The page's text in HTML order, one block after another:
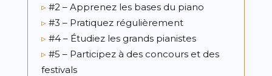
#2 – Apprenez les bases du piano
#3 – Pratiquez régulièrement
#4 – Étudiez les grands pianistes
#5 – Participez à des concours et des
festivals